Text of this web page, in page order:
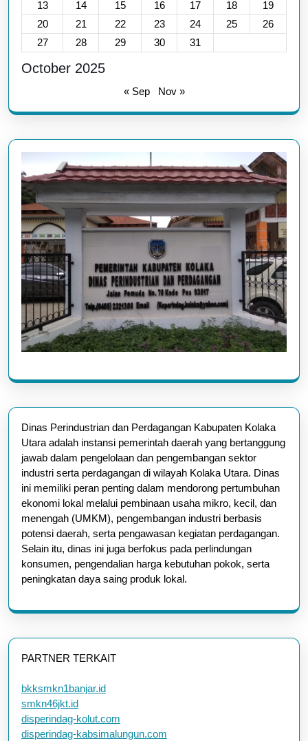
October 2025
13 14 15 16 17 18
19
20
21 22 23 24 25
26
27
28 29 30 31
« Sep Nov »
Dinas Perindustrian dan Perdagangan Kabupaten Kolaka
Utara adalah instansi pemerintah daerah yang bertanggung
jawab dalam pengelolaan dan pengembangan sektor
industri serta perdagangan di wilayah Kolaka Utara. Dinas
ini memiliki peran penting dalam mendorong pertumbuhan
ekonomi lokal melalui pembinaan usaha mikro, kecil, dan
menengah (UMKM), pengembangan industri berbasis
potensi daerah, serta pengawasan kegiatan perdagangan.
Selain itu, dinas ini juga berfokus pada perlindungan
konsumen, pengendalian harga kebutuhan pokok, serta
peningkatan daya saing produk lokal.
PARTNER TERKAIT
bkksmkn1banjar.id
smkn46jkt.id
disperindag-kolut.com
disperindag-kabsimalungun.com